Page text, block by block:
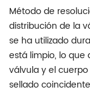
Método de
distribución de la
se ha utilizado
está limpio, lo que
válvula y el
sellado